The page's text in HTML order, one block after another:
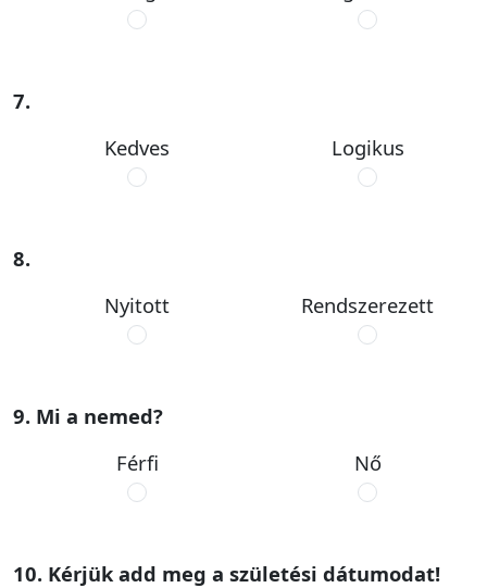
7.
Kedves
Logikus
8.
Nyitott
Rendszerezett
9. Mi a nemed?
Férfi
Nő
10. Kérjük add meg a születési dátumodat!